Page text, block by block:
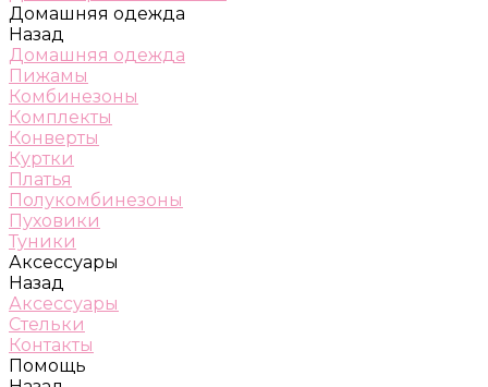
Домашняя одежда
Назад
Домашняя одежда
Пижамы
Комбинезоны
Комплекты
Конверты
Куртки
Платья
Полукомбинезоны
Пуховики
Туники
Аксессуары
Назад
Аксессуары
Стельки
Контакты
Помощь